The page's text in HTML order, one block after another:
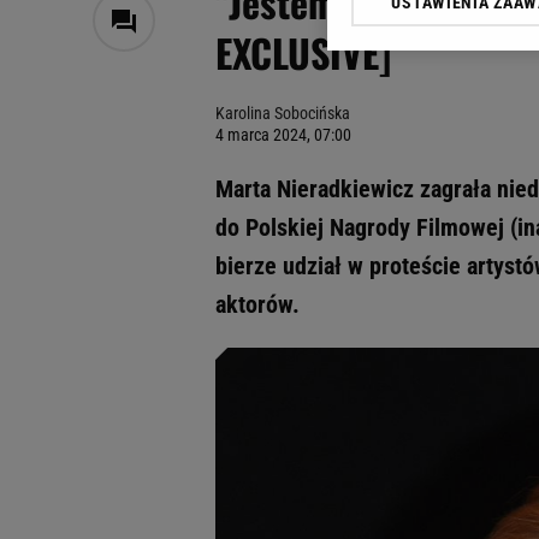
EXCLUSIVE]
Karolina Sobocińska
4 marca 2024, 07:00
Marta Nieradkiewicz zagrała
do Polskiej Nagrody Filmowej
bierze udział w proteście
aktorów.
Klikając „Akceptuję”
dotyczące plików
Użycie dokładnych
Przechowywanie
badnie odbiorców i